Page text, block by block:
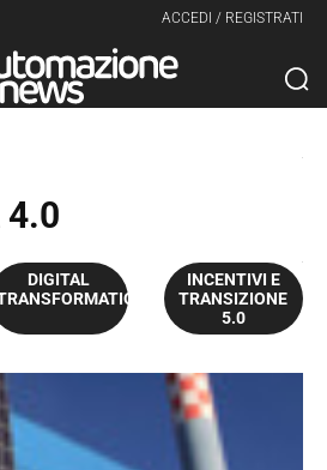
ACCEDI / REGISTRATI
4.0
DIGITAL
INCENTIVI E
TRANSIZIONE
5.0